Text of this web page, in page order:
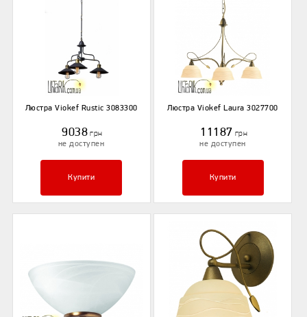
Люстра Viokef Rustic 3083300
9038 грн
не доступен
Купити
Люстра Viokef Laura 3027700
11187 грн
не доступен
Купити